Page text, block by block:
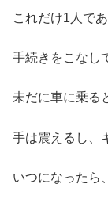
これだけ1人で
手続きをこなし
未だに車に乗る
手は震えるし、
いつになったら